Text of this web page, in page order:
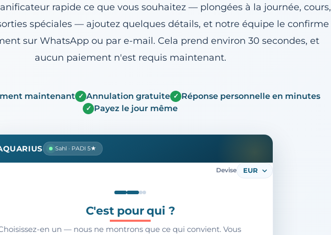
rapide ce que vous souhaitez — plongées à la journée, cours,
spéciales — ajoutez quelques détails, et notre équipe le confirme
sur WhatsApp ou par e-mail. Cela prend environ 30 secondes, et
aucun paiement n'est requis maintenant.
maintenant ✓ Annulation gratuite ✓ Réponse personnelle en minutes
✓ Payez le jour même
Sahl · PADI 5★
Devise
C'est pour qui ?
en un — nous ne montrons que ce qui convient. Vous